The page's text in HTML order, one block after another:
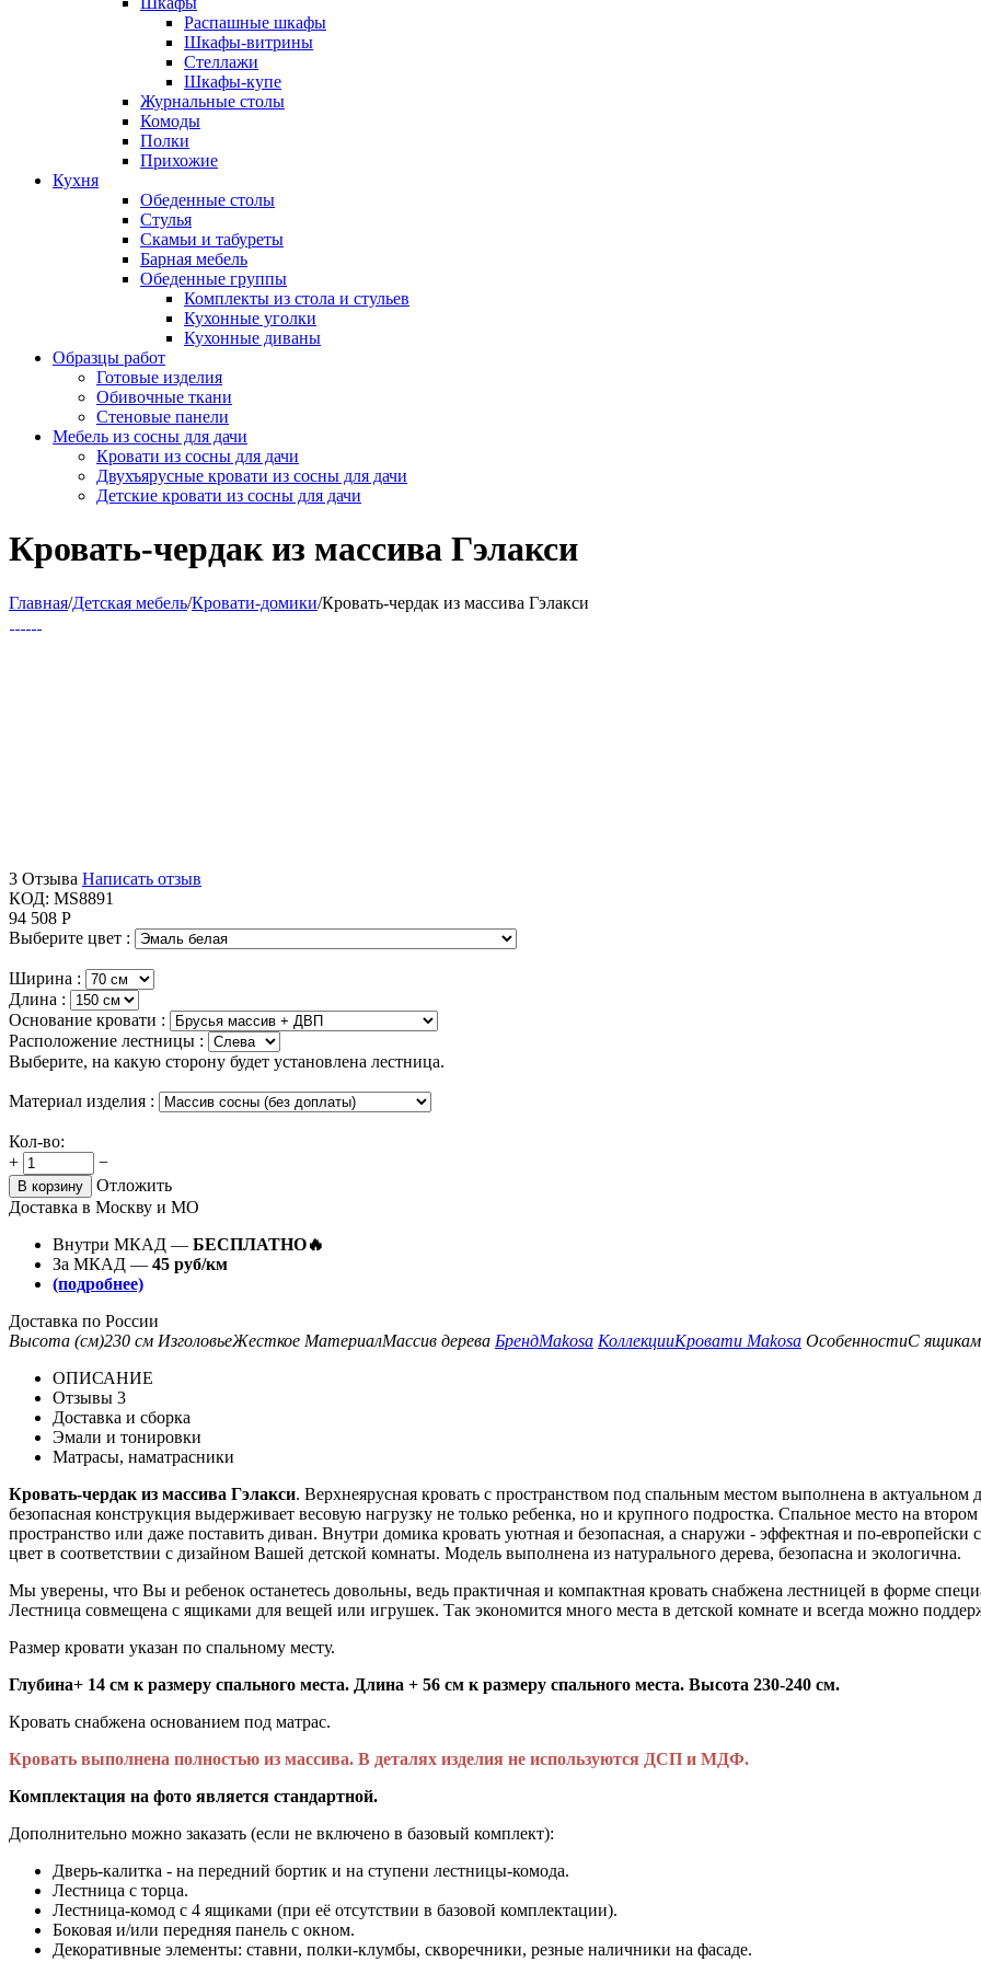
Распашные шкафы
Шкафы-витрины
Стеллажи
Шкафы-купе
Журнальные столы
Комоды
Полки
Прихожие
Кухня
Обеденные столы
Стулья
Скамьи и табуреты
Барная мебель
Обеденные группы
Комплекты из стола и стульев
Кухонные уголки
Кухонные диваны
Образцы работ
Готовые изделия
Обивочные ткани
Стеновые панели
Мебель из сосны для дачи
Кровати из сосны для дачи
Двухъярусные кровати из сосны для дачи
Детские кровати из сосны для дачи
Кровать-чердак из массива Гэлакси
Главная/Детская мебель/Кровати-домики/Кровать-чердак из массива Гэлакси
3 Отзыва Написать отзыв
КОД: MS8891
94 508 Р
Выберите цвет :
Ширина :
Длина :
Основание кровати :
Расположение лестницы :
Выберите, на какую сторону будет установлена лестница.
Материал изделия :
Кол-во:
+
−
В корзину
Отложить
Доставка в Москву и МО
Внутри МКАД — БЕСПЛАТНО🔥
За МКАД — 45 руб/км
(подробнее)
Доставка по России
Высота (см)230 см ИзголовьеЖесткое МатериалМассив дерева БрендMakosa КоллекцииКровати Makosa ОсобенностиС
ОПИСАНИЕ
Отзывы 3
Доставка и сборка
Эмали и тонировки
Матрасы, наматрасники
Кровать-чердак из массива Гэлакси. Верхнеярусная кровать с пространством под спальным местом выполнена в
безопасная конструкция выдерживает весовую нагрузку не только ребенка, но и крупного подростка. Спальное место на
пространство или даже поставить диван. Внутри домика кровать уютная и безопасная, а снаружи - эффектная и по-
цвет в соответствии с дизайном Вашей детской комнаты. Модель выполнена из натурального дерева, безопасна и экологична.
Мы уверены, что Вы и ребенок останетесь довольны, ведь практичная и компактная кровать снабжена лестницей в форме
Лестница совмещена с ящиками для вещей или игрушек. Так экономится много места в детской комнате и всегда можно
Размер кровати указан по спальному месту.
Глубина+ 14 см к размеру спального места. Длина + 56 см к размеру спального места. Высота 230-240 см.
Кровать снабжена основанием под матрас.
Кровать выполнена полностью из массива. В деталях изделия не используются ДСП и МДФ.
Комплектация на фото является стандартной.
Дополнительно можно заказать (если не включено в базовый комплект):
Дверь-калитка - на передний бортик и на ступени лестницы-комода.
Лестница с торца.
Лестница-комод с 4 ящиками (при её отсутствии в базовой комплектации).
Боковая и/или передняя панель с окном.
Декоративные элементы: ставни, полки-клумбы, скворечники, резные наличники на фасаде.